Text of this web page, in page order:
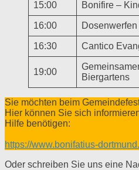
15:00 Bonifire –
16:00
16:30 Cantico
19:00
Biergartens
Sie möchten beim
Hier können Sie sich
Hilfe benötigen:
https://www.bonifatius-
Oder schreiben Sie uns eine